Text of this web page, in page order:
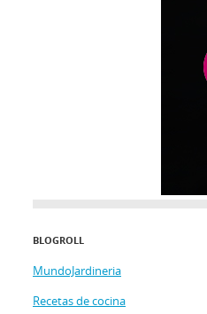
BLOGROLL
MundoJardineria
Recetas de cocina